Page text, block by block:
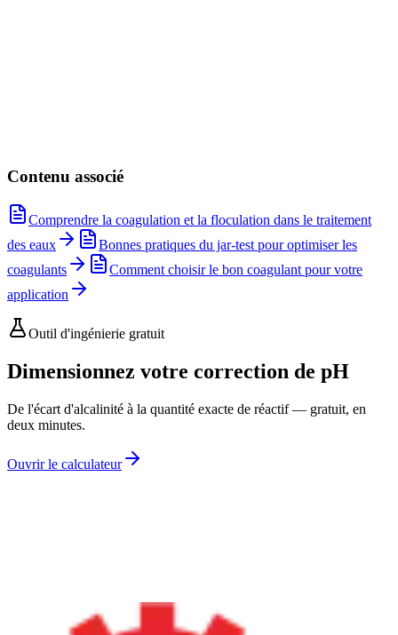
Contenu associé
Comprendre la coagulation et la floculation dans le traitement
des eaux
Bonnes pratiques du jar-test pour optimiser les
coagulants
Comment choisir le bon coagulant pour votre
application
Outil d'ingénierie gratuit
Dimensionnez votre correction de pH
De l'écart d'alcalinité à la quantité exacte de réactif — gratuit, en
deux minutes.
Ouvrir le calculateur